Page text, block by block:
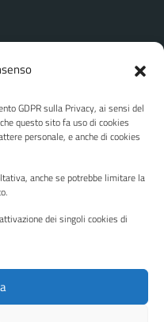
GDPR sulla Privacy, ai sensi del
questo sito fa uso di cookies
personale, e anche di cookies
anche se potrebbe limitare la
dei singoli cookies di